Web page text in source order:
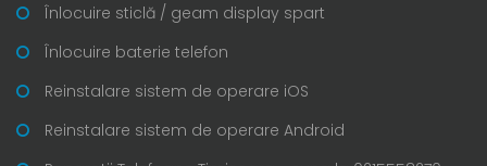
Înlocuire sticlă / geam display spart
Înlocuire baterie telefon
Reinstalare sistem de operare iOS
Reinstalare sistem de operare Android